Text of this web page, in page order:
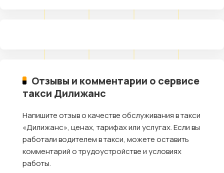
Отзывы и комментарии о сервисе
такси Дилижанс
Напишите отзыв о качестве обслуживания в такси
«Дилижанс», ценах, тарифах или услугах. Если вы
работали водителем в такси, можете оставить
комментарий о трудоустройстве и условиях
работы.